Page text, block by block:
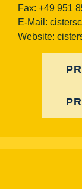
Fax: +49 951
E-Mail:
Website: